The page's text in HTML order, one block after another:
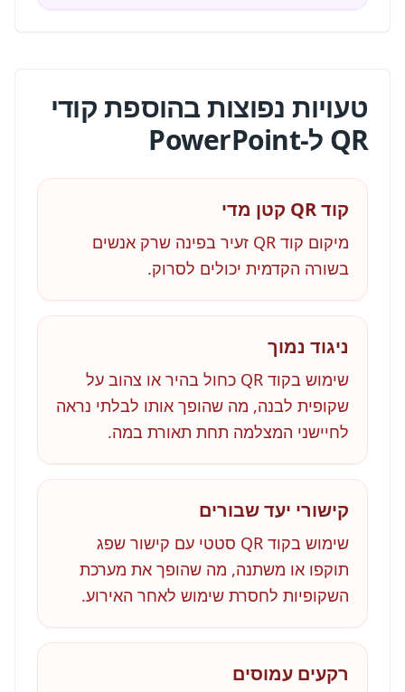
טעויות נפוצות בהוספת קודי
QR ל-PowerPoint
קוד QR קטן מדי
מיקום קוד QR זעיר בפינה שרק אנשים
בשורה הקדמית יכולים לסרוק.
ניגוד נמוך
שימוש בקוד QR כחול בהיר או צהוב על
שקופית לבנה, מה שהופך אותו לבלתי נראה
לחיישני המצלמה תחת תאורת במה.
קישורי יעד שבורים
שימוש בקוד QR סטטי עם קישור שפג
תוקפו או משתנה, מה שהופך את מערכת
השקופיות לחסרת שימוש לאחר האירוע.
רקעים עמוסים